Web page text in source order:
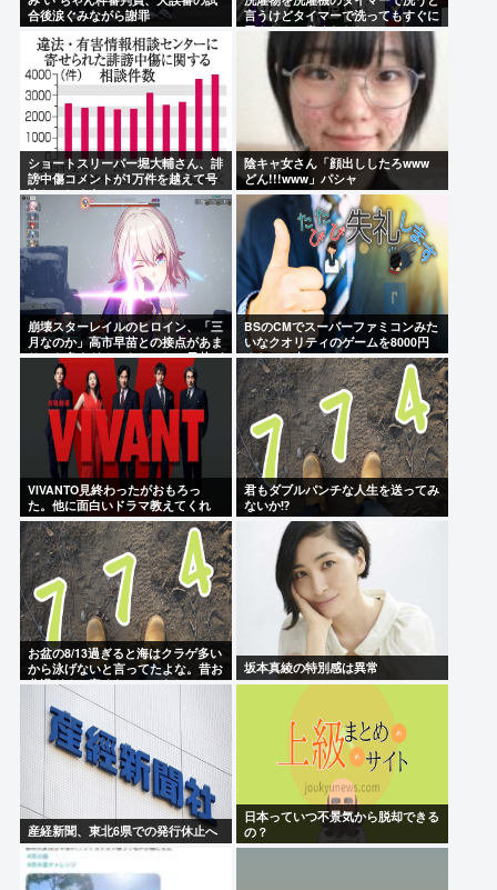
合後涙ぐみながら謝罪
言うけどタイマーで洗ってもすぐに
干さないと臭くならね？
ショートスリーパー堀大輔さん、誹
謗中傷コメントが1万件を越えて号
泣してしまう
陰キャ女さん「顔出ししたろwww
どん!!!www」パシャ
崩壊スターレイルのヒロイン、「三
月なのか」高市早苗との接点があま
りにも多すぎる。もしかして早苗が
モデル？
BSのCMでスーパーファミコンみた
いなクオリティのゲームを8000円
ぐらいで売ってるでしょ
VIVANTO見終わったがおもろっ
た。他に面白いドラマ教えてくれ
君もダブルパンチな人生を送ってみ
ないか⁉
お盆の8/13過ぎると海はクラゲ多い
から泳げないと言ってたよな。昔お
盆過ぎると寒くなっていたし
坂本真綾の特別感は異常
産経新聞、東北6県での発行休止へ
日本っていつ不景気から脱却できる
の？